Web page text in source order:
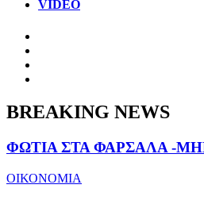
VIDEO
BREAKING NEWS
ΦΩΤΙΑ ΣΤΑ ΦΑΡΣΑΛΑ -
ΟΙΚΟΝΟΜΙΑ